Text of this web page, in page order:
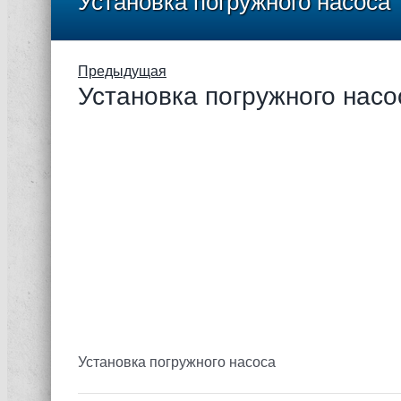
Предыдущая
Установка погружного
Установка погружного насоса